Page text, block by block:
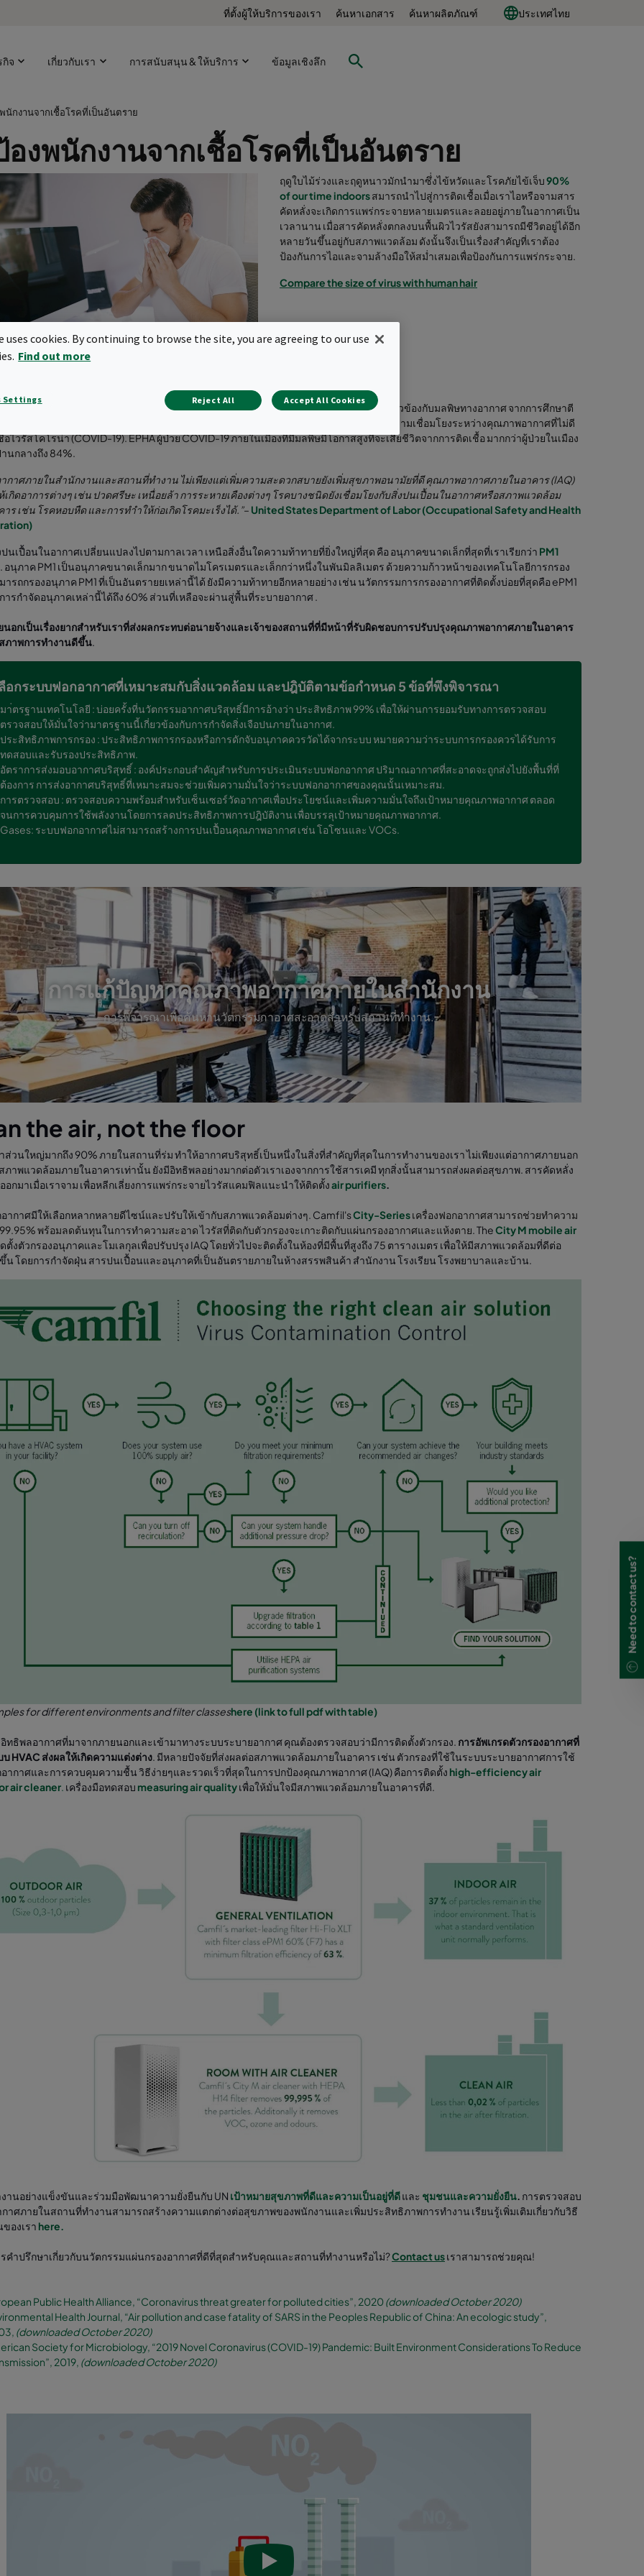
ที่ตั้งผู้ให้บริการของเรา ค้นหาเอกสาร ค้นหาผลิตภัณฑ์ ประเทศไทย
จ เกี่ยวกับเรา การสนับสนุน & ให้บริการ ข้อมูลเชิงลึก
นักงานจากเชื้อโรคที่เป็นอันตราย
งพนักงานจากเชื้อโรคที่เป็นอันตราย
ฤดูใบไม้ร่วงและฤดูหนาวมักนำมาซึ่่งไข้หวัดและโรคภัยไข้เจ็บ90%
of our time indoorsสมารถนำไปสู่การติดเชื้อเมื่อเราไอหรือจามสาร
คัดหลั่งจะเกิดการแพร่กระจายหลายเมตรและลอยอยู่ภายในอากาศเป็น
เวลานาน เมื่อสารคัดหลั่งตกลงบนพื้นผิวไวรัสยังสามารถมีชีวิตอยู่ได้อีก
หลายวันขึ้นอยู่กับสภาพแวดล้อม ดังนั้นจึงเป็นเรื่องสำคัญที่เราต้อง
ป้องกันการไอและจามล้างมือให้สม่ำเสมอเพื่อป้องกันการแพร่กระจาย.
Compare the size of virus with human hair
เป็นอันตรายของ "มลพิษทางอากาศ" มีการยืนยันมากมายเกี่ยวกับความเสี่ยงด้านสุขภาพที่เกี่ยวข้องกับมลพิษทางอากาศ จากการศึกษาตี
Public Health Alliance (EPHA) เกี่ยวกับไวรัสซาร์สในปี 2546 นักวิจัยสามารถเห็นความเชื่อมโยงระหว่างคุณภาพอากาศที่ไม่ดี
ไวรัสโคโรน่า (COVID-19). EPHA ผู้ป่วย COVID-19 ภายในเมืองที่มีมลพิษมีโอกาสสูงที่จะเสียชีวิตจากการติดเชื้อ มากกว่าผู้ป่วยในเมือง
นกลางถึง 84%.
กาศภายในสำนักงานและสถานที่ทำงาน ไม่เพียงแต่เพิ่มความสะดวกสบายยังเพิ่มสุขภาพอนามัยที่ดี คุณภาพอากาศภายในอาคาร (IAQ)
กิดอาการต่างๆ เช่น ปวดศรีษะ เหนื่อยล้า การระหายเคืองต่างๆ โรคบางชนิดยังเชื่อมโยงกับสิ่งปนเปื้อนในอากาศหรือสภาพแวดล้อม
ร เช่น โรคหอบหืด และการทำำให้ก่อเกิดโรคมะเร็งได้.”– United States Department of Labor (Occupational Safety and Health
นเปื้อนในอากาศเปลี่ยนแปลงไปตามกาลเวลา เหนือสิ่งอื่นใดความท้าทายที่ยิ่งใหญ่ที่สุด คือ อนุภาคขนาดเล็กที่สุดที่เราเรียกว่า PM1
. อนุภาค PM1 เป็นอนุภาคขนาดเล็กมาก ขนาดไมโครเมตรและเล็กกว่าหนึ่งในพันมิลลิเมตร ด้วยความก้าวหน้าของเทคโนโลยีการกรอง
ารถกรองอนุภาค PM1 ที่เป็นอันตรายยเหล่านี้ได้ ยังมีความท้าทายอีกหลายอย่าง เช่น นวัตกรรมการกรองอากาศที่ติดตั้งบ่อยที่สุดคือ ePM1
ารกำจัดอนุภาคเหล่านี้ได้ถึง 60% ส่วนที่เหลือจะผ่านสู่พื้นที่ระบายอากาศ
นอกเป็นเรื่องยากสำหรับเราที่ส่งผลกระทบต่อนายจ้างและเจ้าของสถานที่ที่มีหน้าที่รับผิดชอบการปรับปรุงคุณภาพอากาศภายในอาคาร
ภาพการทำงานดีขึ้น
อกระบบฟอกอากาศที่เหมาะสมกับสิ่งแวดล้อม และปฎิบัติตามข้อกำหนด 5 ข้อที่พึงพิจารณา
มา่ตรฐานเทคโนโลยี : บ่อยครั้งที่นวัตกรรมอากาศบริสุทธิ์มีการอ้างว่า ประสิทธิภาพ 99% เพื่อให้ผ่านการยอมรับทางการตรวจสอบ
ตรวจสอบให้มั่นใจว่ามาตรฐานนี้เกี่ยวข้องกับการกำจัดสิ่งเจือปนภายในอากาศ.
ประสิทธิภาพการกรอง : ประสิทธิภาพการกรองหรือการดักจับอนุภาคควรวัดได้จากระบบ หมายความว่าระบบการกรองควรได้รับการ
ทดสอบและรับรองประสิทธิภาพ.
อัตราการส่งมอบอากาศบริสุทธิ์ : องค์ประกอบสำคัญสำหรับการประเมินระบบฟอกอากาศ ปริมาณอากาศที่สะอาดจะถูกส่งไปยังพื้นที่ที่
ต้องการ การส่งอากาศบริสุทธิ์ที่เหมาะสมจะช่วยเพิ่มความมั่นใจว่าระบบฟอกอากาศของคุณนั้นเหมาะสม.
การตรวจสอบ : ตรวจสอบความพร้อมสำหรับเซ็นเซอร์วัดอากาศเพื่อประโยชน์และเพิ่มความมั่นใจถึงเป้าหมายคุณภาพอากาศ ตลอด
จนการควบคุมการใช้พลังงานโดยการลดประสิทธิภาพการปฎิบัติงาน เพื่อบรรลุเป้าหมายคุณภาพอากาศ.
Gases: ระบบฟอกอากาศไม่สามารถสร้างการปนเปื้อนคุณภาพอากาศ เช่น โอโซนและ VOCs.
การแก้ปัญหาคุณภาพอากาศภายในสำนักงาน
การพิจารณาเพื่อค้นหานวัตกรรมกาอาศสะอาดสำหรับสถานที่ทำงาน.
the air, not the floor
าส่วนใหญ่มากถึง 90% ภายในสถานที่ร่ม ทำให้อากาศบริสุทธิ์เป็นหนึ่งในสิ่งที่สำคัญที่สุดในการทำงานของเรา ไม่เพียงแต่อากาศภายนอก
ภาพแวดล้อมภายในอาคารเท่านั้น ยังมีอิทธิพลอย่างมากต่อตัวเราเองจากการใช้สารเคมี ทุกสิ่งนั้นสามารถส่งผลต่อสุขภาพ. สารคัดหลั่ง
อกมาเมื่อเราจาม เพื่อหลีกเลี่ยงการแพร่กระจายไวรัสแคมฟิลแนะนำให้ติดตั้งair purifiers
อากาศมีให้เลือกหลากหลายดีไซน์และปรับให้เข้ากับสภาพแวดล้อมต่างๆ. Camfil'sCity-Seriesเครื่องฟอกอากาศสามารถช่วยทำความ
พร้อมลดต้นทุนในการทำความสะอาด ไวรัสที่ติดกับตัวกรองจะเกาะติดกับแผ่นกรองอากาศและแห้งตาย . TheCity M mobile air
ตั้งตัวกรองอนุภาคและโมเลกุลเพื่อปรับปรุง IAQ โดยทั่วไปจะติดตั้งในห้องที่มีพื้นที่สูงถึง 75 ตารางเมตร เพื่อให้มีสภาพแวดล้อมที่ดีต่อ
น โดยการกำจัดฝุ่น สารปนเปื้อนและอนุภาคที่เป็นอันตรายภายในห้างสรรพสินค้า สำนักงาน โรงเรียน โรงพยาบาลและบ้าน.
for different environments and filter classeshere (link to full pdf with table)
ทธิพลอากาศที่มาจากภายนอกและเข้ามาทางระบบระบายอากาศ คุณต้องตรวจสอบว่ามีการติดตั้งตัวกรอง. การอัพเกรดตัวกรองอากาศที่
HVAC ส่งผลให้เกิดความแต่งต่าง. มีหลายปัจจัยที่ส่งผลต่อสภาพแวดล้อมภายในอาคาร เช่น ตัวกรองที่ใช้ในระบบระบายอากาศการใช้
อากาศและการควบคุมความชื้น วิธีง่ายๆและรวดเร็วที่สุดในการปกป้องคุณภาพอากาศ (IAQ) คือการติดตั้ง high-efficiency air
air cleaner. เครื่องมือทดสอบ measuring air qualityเพื่อให้มั่นใจมีสภาพแวดล้อมภายในอาคารที่ดี.
านอย่างแข็งขันและร่วมมือพัฒนาความยั่งยืนกับ UN เป้าหมายสุขภาพที่ดีและความเป็นอยู่ที่ดีและ ชุมชนและความยั่งยืน. การตรวจสอบ
าศภายในสถานที่ทำงานสามารถสร้างความแตกต่างต่อสุขภาพของพนักงานและเพิ่มประสิทธิภาพการทำงาน เรียนรู้เพิ่มเติมเกี่ยวกับวิธี
องเรา here.
คำปรึกษาเกี่ยวกับนวัตกรรมแผ่นกรองอากาศที่ดีที่สุดสำหรับคุณและสถานที่ทำงานหรือไม่?Contact usเราสามารถช่วยคุณ!
Public Health Alliance, “Coronavirus threat greater for polluted cities”, 2020(downloaded October 2020)
Health Journal, “Air pollution and case fatality of SARS in the Peoples Republic of China: An ecologic study”,
(downloaded October 2020)
Society for Microbiology, “2019 Novel Coronavirus (COVID-19) Pandemic: Built Environment Considerations To Reduce
2019, (downloaded October 2020)
Need to contact us?
uses cookies. By continuing to browse the site, you are agreeing to our use
Find out more
Settings Reject All Accept All Cookies